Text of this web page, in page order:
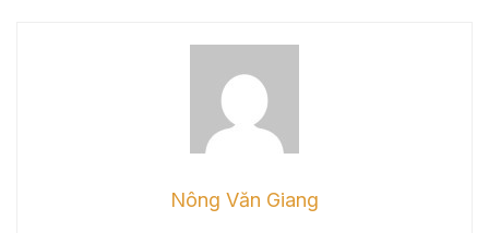
Nông Văn Giang